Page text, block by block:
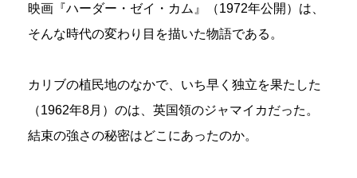
映画『ハーダー・ゼイ・カム』（1972年公開）は、
そんな時代の変わり目を描いた物語である。
カリブの植民地のなかで、いち早く独立を果たした
（1962年8月）のは、英国領のジャマイカだった。
結束の強さの秘密はどこにあったのか。